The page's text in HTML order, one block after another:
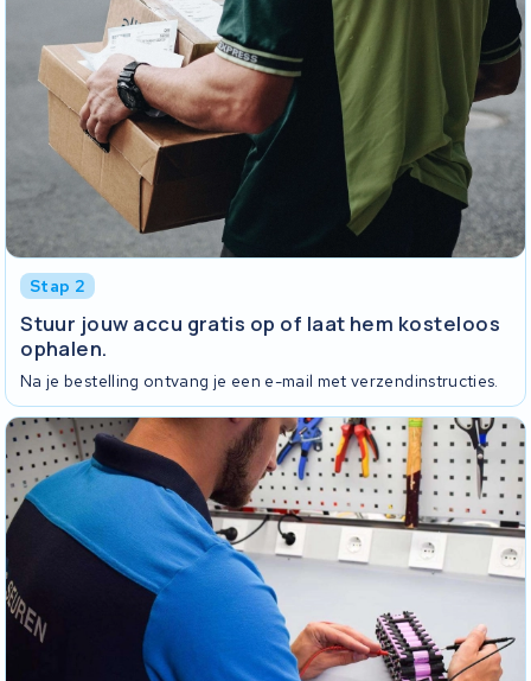
Stap 2
Stuur jouw accu gratis op of laat hem kosteloos
ophalen.
Na je bestelling ontvang je een e-mail met verzendinstructies.